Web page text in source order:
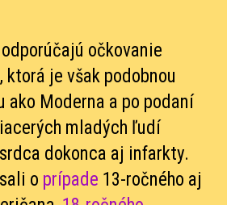
očkovanie
ktorá je však podobnou
ako Moderna a po podaní
mladých ľudí
dokonca aj infarkty.
o prípade 13-ročného aj